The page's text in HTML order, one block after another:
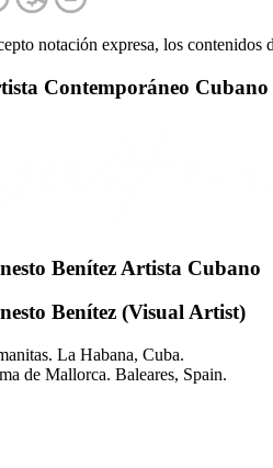
notación expresa, los contenidos
Contemporáneo Cubano
Benítez Artista Cubano
Benítez (Visual Artist)
La Habana, Cuba.
de Mallorca. Baleares, Spain.